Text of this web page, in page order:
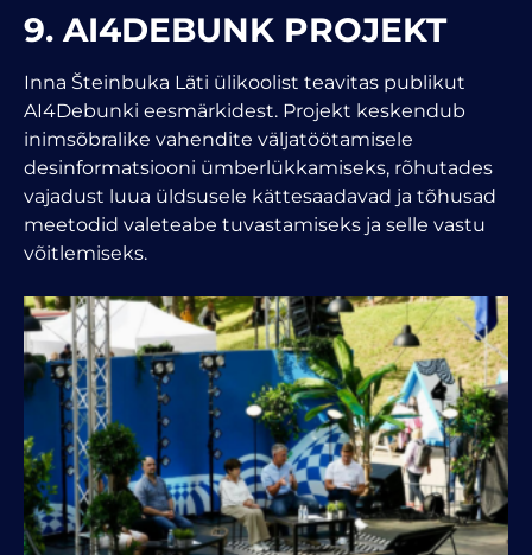
9. AI4DEBUNK PROJEKT
Inna Šteinbuka Läti ülikoolist teavitas publikut
AI4Debunki eesmärkidest. Projekt keskendub
inimsõbralike vahendite väljatöötamisele
desinformatsiooni ümberlükkamiseks, rõhutades
vajadust luua üldsusele kättesaadavad ja tõhusad
meetodid valeteabe tuvastamiseks ja selle vastu
võitlemiseks.